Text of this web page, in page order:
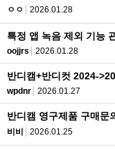
ㅇㅇ
2026.01.28
특정 앱 녹음 제외 기능
oojjrs
2026.01.28
반디캠+반디컷 2024-
wpdnr
2026.01.27
반디캠 영구제품 구매문
비비
2026.01.25